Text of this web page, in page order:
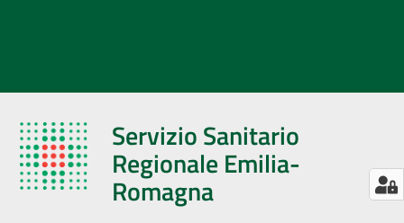
Servizio Sanitario
Regionale Emilia-
Romagna